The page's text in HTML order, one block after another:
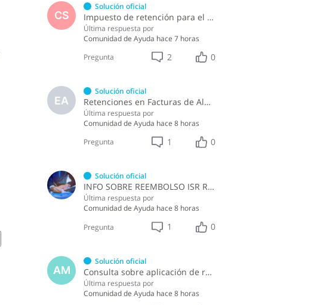
CS
Solución oficial
Impuesto de retención para el pago por licencia de software y soporte de software ?
Última respuesta por
Comunidad de Ayuda hace 7 horas
Pregunta
2 0
EA
Solución oficial
Retenciones en Facturas de Almuerzo
Última respuesta por
Comunidad de Ayuda hace 8 horas
Pregunta
1 0
Solución oficial
INFO SOBRE REEMBOLSO ISR RETENCIONES ASALARIADOS
Última respuesta por
Comunidad de Ayuda hace 8 horas
Pregunta
1 0
AM
Solución oficial
Consulta sobre aplicación de retenciones en la compra de alimentos a persona física
Última respuesta por
Comunidad de Ayuda hace 8 horas